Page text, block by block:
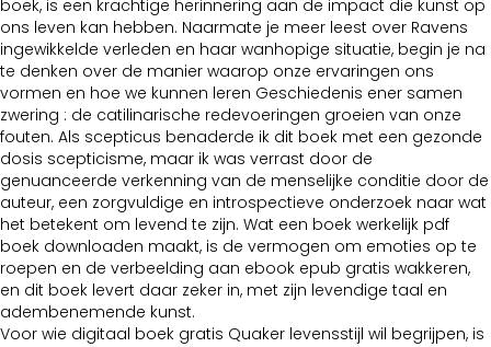
boek, is een krachtige herinnering aan de impact die kunst op
ons leven kan hebben. Naarmate je meer leest over Ravens
ingewikkelde verleden en haar wanhopige situatie, begin je na
te denken over de manier waarop onze ervaringen ons
vormen en hoe we kunnen leren Geschiedenis ener samen
zwering : de catilinarische redevoeringen groeien van onze
fouten. Als scepticus benaderde ik dit boek met een gezonde
dosis scepticisme, maar ik was verrast door de
genuanceerde verkenning van de menselijke conditie door de
auteur, een zorgvuldige en introspectieve onderzoek naar wat
het betekent om levend te zijn. Wat een boek werkelijk pdf
boek downloaden maakt, is de vermogen om emoties op te
roepen en de verbeelding aan ebook epub gratis wakkeren,
en dit boek levert daar zeker in, met zijn levendige taal en
adembenemende kunst.
Voor wie digitaal boek gratis Quaker levensstijl wil begrijpen, is